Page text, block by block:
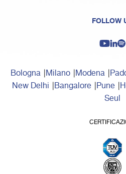
FOLLOW
Bologna Milano Modena
New Delhi Bangalore Pune
Seul